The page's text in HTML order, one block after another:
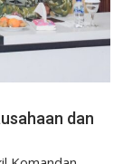
dan